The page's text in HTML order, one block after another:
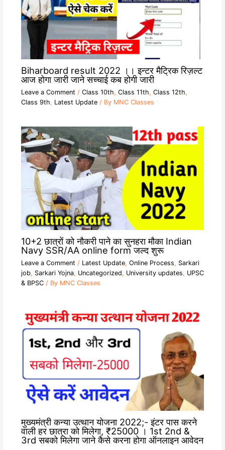
Biharboard result 2022 ।। इन्टर मैट्रिक रिज़ल्ट
आज होगा जारी जाने सच्चाई कब होगी जारी
Leave a Comment / Class 10th, Class 11th, Class 12th,
Class 9th, Latest Update/ By MNC Classes
10+2 छात्रों को नौकरी पाने का सुनहरा मौका Indian
Navy SSR/AA online form जल्द शुरू
Leave a Comment / Latest Update, Online Process, Sarkari
job, Sarkari Yojna, Uncategorized, University updates, UPSC
& BPSC/ By MNC Classes
मुख्यमंत्री कन्या उत्थान योजना 2022;- इंटर पास करने
वाली हर छात्रा को मिलेगा, ₹25000 । 1st 2nd &
3rd सबको मिलेगा जाने कैसे करना होगा ऑनलाइन आवेदन